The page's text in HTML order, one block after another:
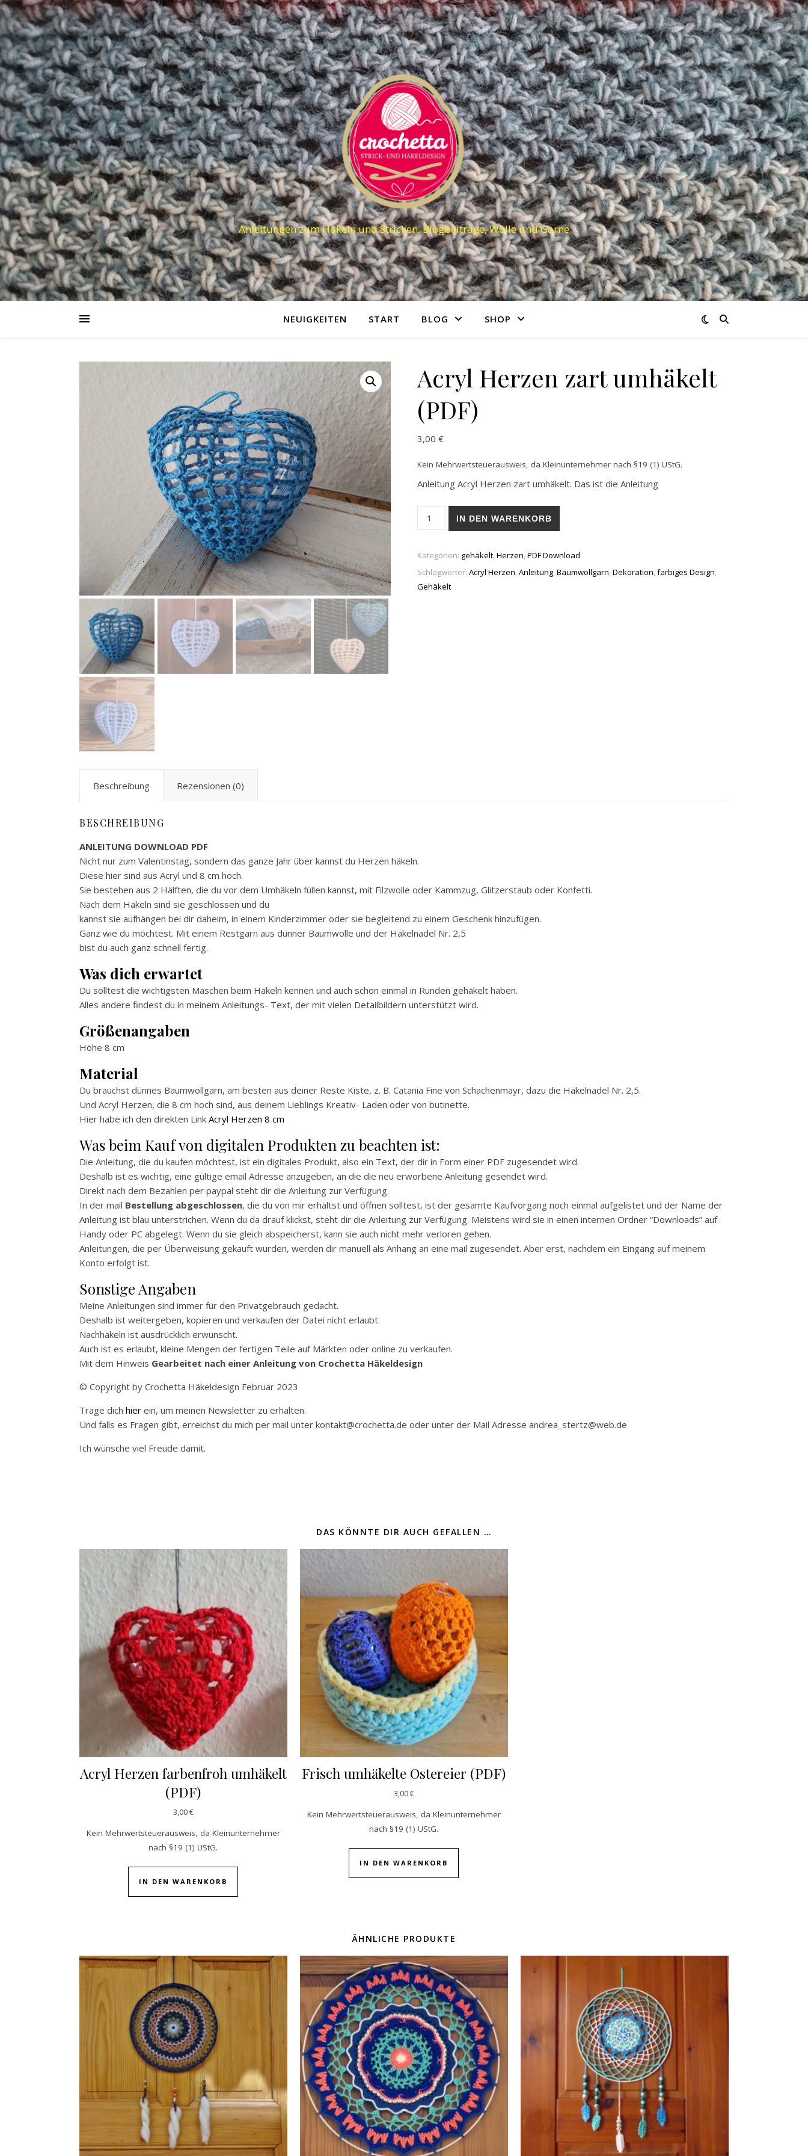
Anleitungen zum Häkeln und Stricken, Blogbeiträge, Wolle und Garne
NEUIGKEITEN START BLOG SHOP
Acryl Herzen zart umhäkelt
(PDF)
3,00 €
Kein Mehrwertsteuerausweis, da Kleinunternehmer nach §19 (1) UStG.
Anleitung Acryl Herzen zart umhäkelt. Das ist die Anleitung
Acryl Herzen zart umhäkelt (PDF) Menge
IN DEN WARENKORB
Kategorien: gehäkelt,Herzen,PDF Download
Schlagwörter: Acryl Herzen,Anleitung,Baumwollgarn,Dekoration,farbiges Design,
Gehäkelt
Beschreibung Rezensionen (0)
BESCHREIBUNG
ANLEITUNG DOWNLOAD PDF
Nicht nur zum Valentinstag, sondern das ganze Jahr über kannst du Herzen häkeln.
Diese hier sind aus Acryl und 8 cm hoch.
Sie bestehen aus 2 Hälften, die du vor dem Umhäkeln füllen kannst, mit Filzwolle oder Kammzug, Glitzerstaub oder Konfetti.
Nach dem Häkeln sind sie geschlossen und du
kannst sie aufhängen bei dir daheim, in einem Kinderzimmer oder sie begleitend zu einem Geschenk hinzufügen.
Ganz wie du möchtest. Mit einem Restgarn aus dünner Baumwolle und der Häkelnadel Nr. 2,5
bist du auch ganz schnell fertig.
Was dich erwartet
Du solltest die wichtigsten Maschen beim Häkeln kennen und auch schon einmal in Runden gehäkelt haben.
Alles andere findest du in meinem Anleitungs- Text, der mit vielen Detailbildern unterstützt wird.
Größenangaben
Höhe 8 cm
Material
Du brauchst dünnes Baumwollgarn, am besten aus deiner Reste Kiste, z. B. Catania Fine von Schachenmayr, dazu die Häkelnadel Nr. 2,5.
Und Acryl Herzen, die 8 cm hoch sind, aus deinem Lieblings Kreativ- Laden oder von butinette.
Hier habe ich den direkten Link Acryl Herzen 8 cm
Was beim Kauf von digitalen Produkten zu beachten ist:
Die Anleitung, die du kaufen möchtest, ist ein digitales Produkt, also ein Text, der dir in Form einer PDF zugesendet wird.
Deshalb ist es wichtig, eine gültige email Adresse anzugeben, an die die neu erworbene Anleitung gesendet wird.
Direkt nach dem Bezahlen per paypal steht dir die Anleitung zur Verfügung.
In der mail Bestellung abgeschlossen, die du von mir erhältst und öffnen solltest, ist der gesamte Kaufvorgang noch einmal aufgelistet und der Name der
Anleitung ist blau unterstrichen. Wenn du da drauf klickst, steht dir die Anleitung zur Verfügung. Meistens wird sie in einen internen Ordner “Downloads” auf
Handy oder PC abgelegt. Wenn du sie gleich abspeicherst, kann sie auch nicht mehr verloren gehen.
Anleitungen, die per Überweisung gekauft wurden, werden dir manuell als Anhang an eine mail zugesendet. Aber erst, nachdem ein Eingang auf meinem
Konto erfolgt ist.
Sonstige Angaben
Meine Anleitungen sind immer für den Privatgebrauch gedacht.
Deshalb ist weitergeben, kopieren und verkaufen der Datei nicht erlaubt.
Nachhäkeln ist ausdrücklich erwünscht.
Auch ist es erlaubt, kleine Mengen der fertigen Teile auf Märkten oder online zu verkaufen.
Mit dem Hinweis Gearbeitet nach einer Anleitung von Crochetta Häkeldesign
© Copyright by Crochetta Häkeldesign Februar 2023
Trage dich hier ein, um meinen Newsletter zu erhalten.
Und falls es Fragen gibt, erreichst du mich per mail unter kontakt@crochetta.de oder unter der Mail Adresse andrea_stertz@web.de
Ich wünsche viel Freude damit.
DAS KÖNNTE DIR AUCH GEFALLEN …
Acryl Herzen farbenfroh umhäkelt
(PDF)
3,00€
Kein Mehrwertsteuerausweis, da Kleinunternehmer
nach §19 (1) UStG.
IN DEN WARENKORB
Frisch umhäkelte Ostereier (PDF)
3,00€
Kein Mehrwertsteuerausweis, da Kleinunternehmer
nach §19 (1) UStG.
IN DEN WARENKORB
ÄHNLICHE PRODUKTE